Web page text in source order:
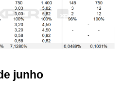
junho